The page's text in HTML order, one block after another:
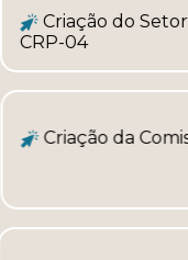
Criação do
Criação